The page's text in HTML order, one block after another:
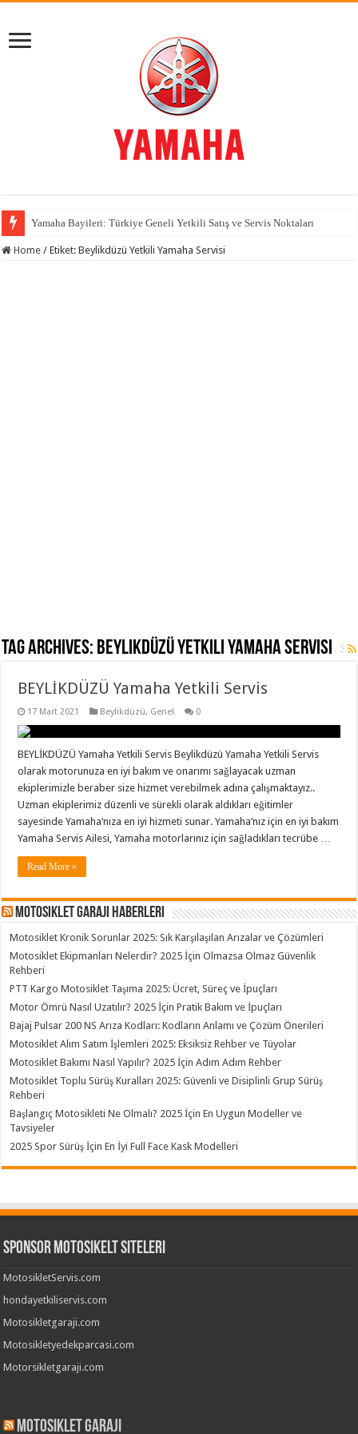
Yamaha Bayileri: Türkiye Geneli Yetkili Satış ve Servis Noktaları
Home / Etiket:Beylikdüzü Yetkili Yamaha Servisi
Tag Archives: Beylikdüzü Yetkili Yamaha Servisi
BEYLİKDÜZÜ Yamaha Yetkili Servis
17 Mart 2021 Beylikdüzü, Genel 0
BEYLİKDÜZÜ Yamaha Yetkili Servis Beylikdüzü Yamaha Yetkili Servis
olarak motorunuza en iyi bakım ve onarımı sağlayacak uzman
ekiplerimizle beraber size hizmet verebilmek adına çalışmaktayız..
Uzman ekiplerimiz düzenli ve sürekli olarak aldıkları eğitimler
sayesinde Yamaha‘nıza en iyi hizmeti sunar. Yamaha’nız için en iyi bakım
Yamaha Servis Ailesi, Yamaha motorlarınız için sağladıkları tecrübe …
Read More »
Motosiklet Garajı Haberleri
Motosiklet Kronik Sorunlar 2025: Sık Karşılaşılan Arızalar ve Çözümleri
Motosiklet Ekipmanları Nelerdir? 2025 İçin Olmazsa Olmaz Güvenlik
Rehberi
PTT Kargo Motosiklet Taşıma 2025: Ücret, Süreç ve İpuçları
Motor Ömrü Nasıl Uzatılır? 2025 İçin Pratik Bakım ve İpuçları
Bajaj Pulsar 200 NS Arıza Kodları: Kodların Anlamı ve Çözüm Önerileri
Motosiklet Alım Satım İşlemleri 2025: Eksiksiz Rehber ve Tüyolar
Motosiklet Bakımı Nasıl Yapılır? 2025 İçin Adım Adım Rehber
Motosiklet Toplu Sürüş Kuralları 2025: Güvenli ve Disiplinli Grup Sürüş
Rehberi
Başlangıç Motosikleti Ne Olmalı? 2025 İçin En Uygun Modeller ve
Tavsiyeler
2025 Spor Sürüş İçin En İyi Full Face Kask Modelleri
Sponsor Motosikelt Siteleri
MotosikletServis.com
hondayetkiliservis.com
Motosikletgaraji.com
Motosikletyedekparcasi.com
Motorsikletgaraji.com
Motosiklet Garaji